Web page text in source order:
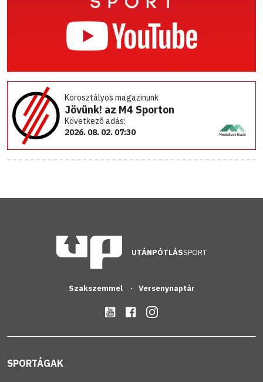
Korosztályos magazinunk
Jövünk! az M4 Sporton
Következő adás:
2026. 08. 02. 07:30
UTÁNPÓTLÁSSPORT
Szakszemmel Versenynaptár
SPORTÁGAK